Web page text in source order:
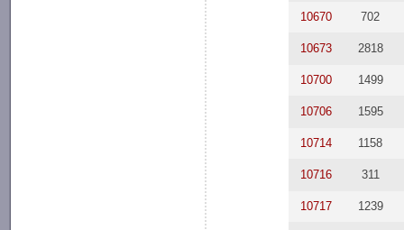
10670 702
10673 2818
10700 1499
10706 1595
10714 1158
10716 311
10717 1239